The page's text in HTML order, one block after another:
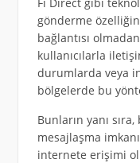
gönderme
bağlantısı
kullanıcılarla
durumlarda veya
bölgelerde bu
Bunların yanı
mesajlaşma
internete erişimi